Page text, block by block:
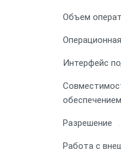
Объем
Интерфейс
обеспечением
Разрешение
Работа с